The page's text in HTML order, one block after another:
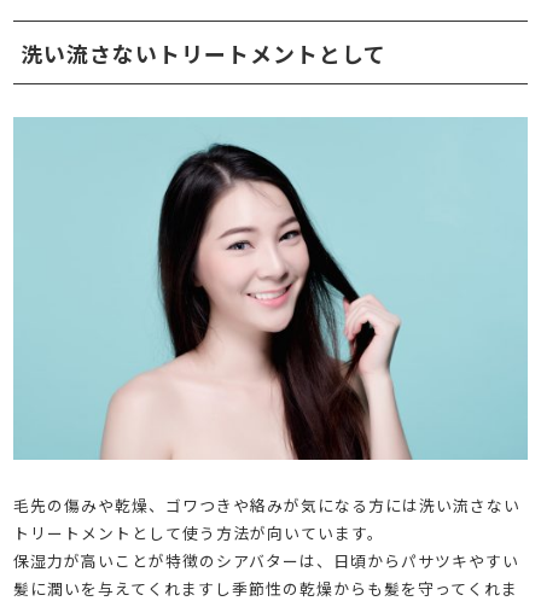
洗い流さないトリートメントとして
毛先の傷みや乾燥、ゴワつきや絡みが気になる方には洗い流さない
トリートメントとして使う方法が向いています。
保湿力が高いことが特徴のシアバターは、日頃からパサツキやすい
髪に潤いを与えてくれますし季節性の乾燥からも髪を守ってくれま